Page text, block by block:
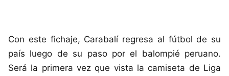
Con este fichaje, Carabalí regresa al fútbol de su
país luego de su paso por el balompié peruano.
Será la primera vez que vista la camiseta de Liga